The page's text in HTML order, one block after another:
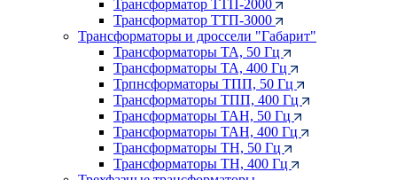
Трансформатор ТТП-2000
Трансформатор ТТП-3000
Трансформаторы и дроссели "Габарит"
Трансформаторы ТА, 50 Гц
Трансформаторы ТА, 400 Гц
Трпнсформаторы ТПП, 50 Гц
Трансформаторы ТПП, 400 Гц
Трансформаторы ТАН, 50 Гц
Трансформаторы ТАН, 400 Гц
Трансформаторы ТН, 50 Гц
Трансформаторы ТН, 400 Гц